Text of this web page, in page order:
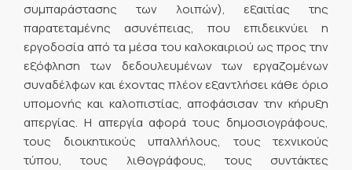
συμπαράστασης των λοιπών), εξαιτίας της
παρατεταμένης ασυνέπειας, που επιδεικνύει η
εργοδοσία από τα μέσα του καλοκαιριού ως προς την
εξόφληση των δεδουλευμένων των εργαζομένων
συναδέλφων και έχοντας πλέον εξαντλήσει κάθε όριο
υπομονής και καλοπιστίας, αποφάσισαν την κήρυξη
απεργίας. Η απεργία αφορά τους δημοσιογράφους,
τους διοικητικούς υπαλλήλους, τους τεχνικούς
τύπου, τους λιθογράφους, τους συντάκτες